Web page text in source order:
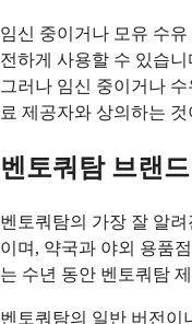
임신 중이거나 모유 수
전하게 사용할 수 있습
그러나 임신 중이거나
료 제공자와 상의하는
벤토쿼탐 브랜
벤토쿼탐의 가장 잘 알
이며, 약국과 야외 용품
는 수년 동안 벤토쿼탐
벤토쿼탐의 일반 버전이